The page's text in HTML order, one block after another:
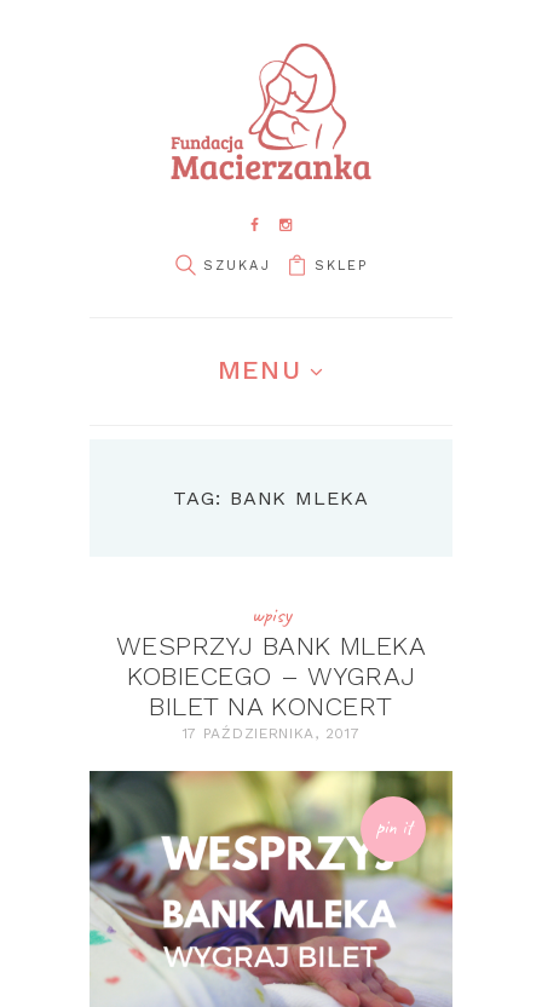
SKLEP
MENU
TAG: BANK MLEKA
wpisy
WESPRZYJ BANK MLEKA
KOBIECEGO – WYGRAJ
BILET NA KONCERT
17 PAŹDZIERNIKA, 2017
pin it